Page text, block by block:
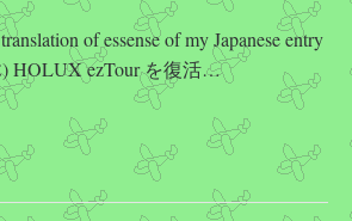
of essense of my Japanese entry
) HOLUX ezTour を復活…